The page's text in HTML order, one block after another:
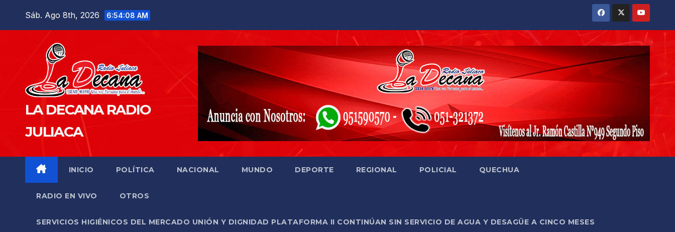
Sáb. Ago 8th, 2026 6:54:10 AM
LA DECANA RADIO
JULIACA
INICIO POLÍTICA NACIONAL MUNDO DEPORTE REGIONAL POLICIAL QUECHUA
RADIO EN VIVO OTROS
SERVICIOS HIGIÉNICOS DEL MERCADO UNIÓN Y DIGNIDAD PLATAFORMA II CONTINÚAN SIN SERVICIO DE AGUA Y DESAGÜE A CINCO MESES